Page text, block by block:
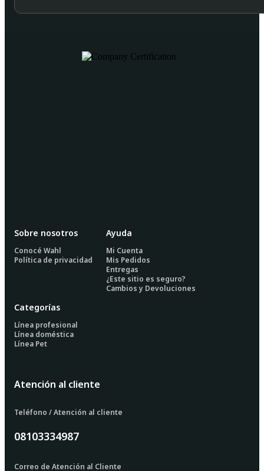
Sobre nosotros
Conocé Wahl
Política de privacidad
Ayuda
Mi Cuenta
Mis Pedidos
Entregas
¿Este sitio es seguro?
Cambios y Devoluciones
Categorías
Línea profesional
Línea doméstica
Línea Pet
Atención al cliente
Teléfono / Atención al cliente
08103334987
Correo de Atención al Cliente